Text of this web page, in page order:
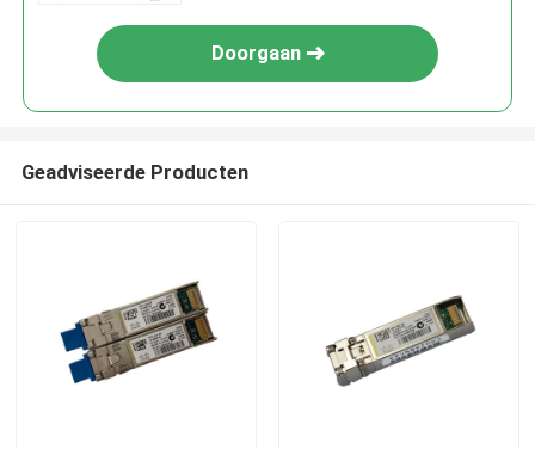
Doorgaan
Geadviseerde Producten